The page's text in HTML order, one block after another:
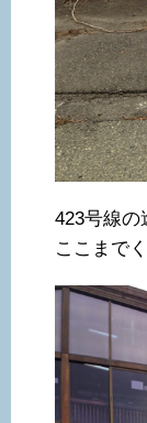
423号線の
ここまで